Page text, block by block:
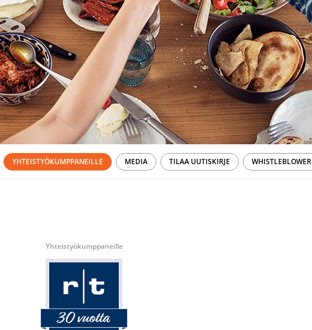
YHTEISTYÖKUMPPANEILLE MEDIA TILAA UUTISKIRJE WHISTLEBLOWER
Yhteistyökumppaneille